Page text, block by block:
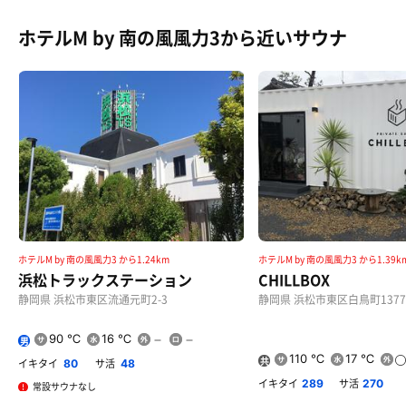
ホテルM by 南の風風力3から近いサウナ
ホテルM by 南の風風力3 から1.24km
浜松トラックステーション
静岡県 浜松市東区流通元町2-3
男 90 ℃ 16 ℃
イキタイ 80 サ活 48
常設サウナなし
ホテルM by 南の風風力3 から
CHILLBOX
静岡県 浜松市東区白鳥町1377
共
110 ℃ 17 ℃
イキタイ 289 サ活 270